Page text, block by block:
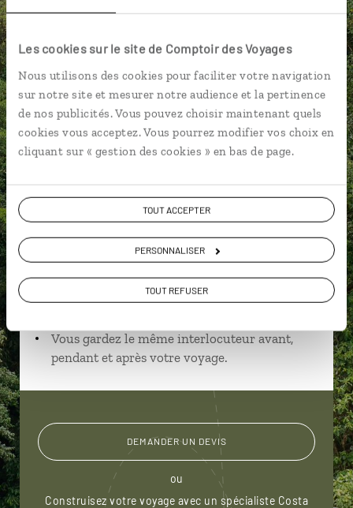
Les cookies sur le site de Comptoir des Voyages
Nous utilisons des cookies pour faciliter votre navigation
sur notre site et mesurer notre audience et la pertinence
de nos publicités. Vous pouvez choisir maintenant quels
cookies vous acceptez. Vous pourrez modifier vos choix en
cliquant sur « gestion des cookies » en bas de page.
TOUT ACCEPTER
PERSONNALISER
TOUT REFUSER
Mathilde,
spécialiste Costa Rica
spécialistes
Ils sauront organiser votre itinéraire au plus
près de vos envies et de la réalité du pays.
Échangez en face à face ou depuis nos studios
connectés en agence, mais aussi par email ou
Vous gardez le même interlocuteur avant,
pendant et après votre voyage.
DEMANDER UN DEVIS
ou
Construisez votre voyage avec un spécialiste Costa